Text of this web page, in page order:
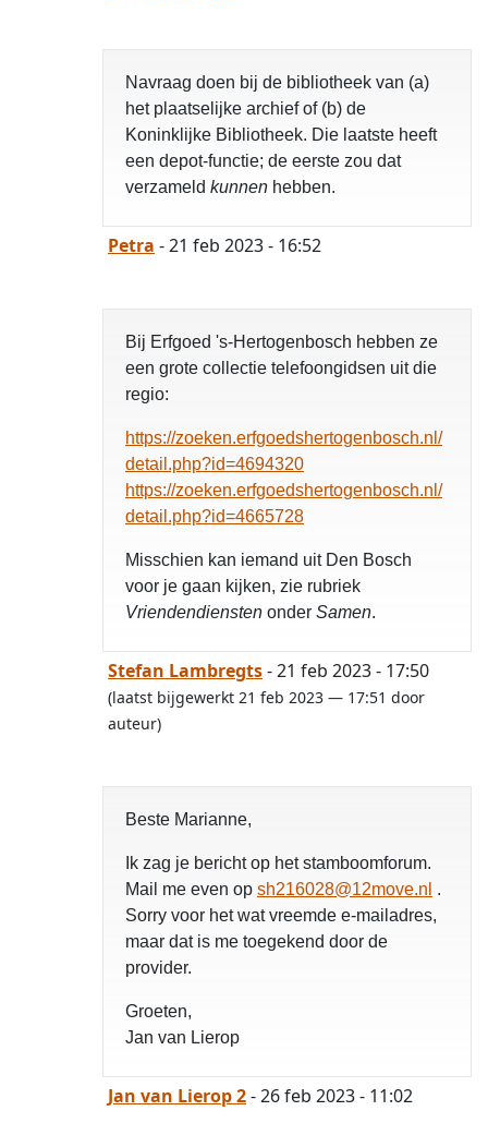
Navraag doen bij de bibliotheek van (a)
het plaatselijke archief of (b) de
Koninklijke Bibliotheek. Die laatste heeft
een depot-functie; de eerste zou dat
verzameld kunnen hebben.
Petra - 21 feb 2023 - 16:52
Bij Erfgoed 's-Hertogenbosch hebben ze
een grote collectie telefoongidsen uit die
regio:
https://zoeken.erfgoedshertogenbosch.nl/
detail.php?id=4694320
https://zoeken.erfgoedshertogenbosch.nl/
detail.php?id=4665728
Misschien kan iemand uit Den Bosch
voor je gaan kijken, zie rubriek
Vriendendiensten onder Samen.
Stefan Lambregts- 21 feb 2023 - 17:50
(laatst bijgewerkt 21 feb 2023 — 17:51 door
auteur)
Beste Marianne,
Ik zag je bericht op het stamboomforum.
Mail me even op sh216028@12move.nl .
Sorry voor het wat vreemde e-mailadres,
maar dat is me toegekend door de
provider.
Groeten,
Jan van Lierop
Jan van Lierop 2- 26 feb 2023 - 11:02